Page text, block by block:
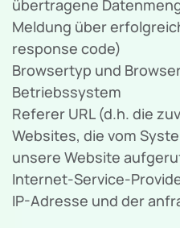
übertragene
Meldung über
response code)
Browsertyp und
Betriebssystem
Referer URL (d.h. die
Websites, die vom
unsere Website
Internet-Service-
IP-Adresse und der